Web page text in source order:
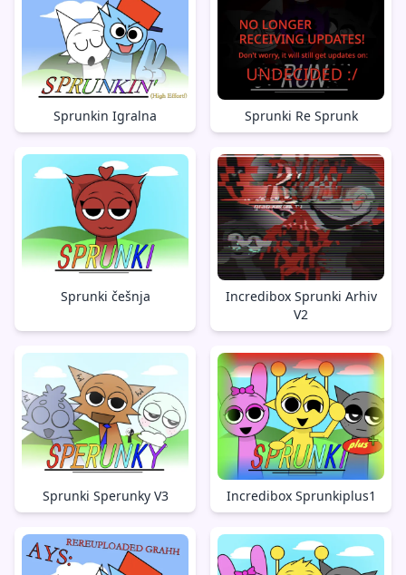
Sprunkin Igralna Sprunki Re Sprunk
Sprunki češnja
Incredibox Sprunki Arhiv
V2
Sprunki Sperunky V3 Incredibox Sprunkiplus1